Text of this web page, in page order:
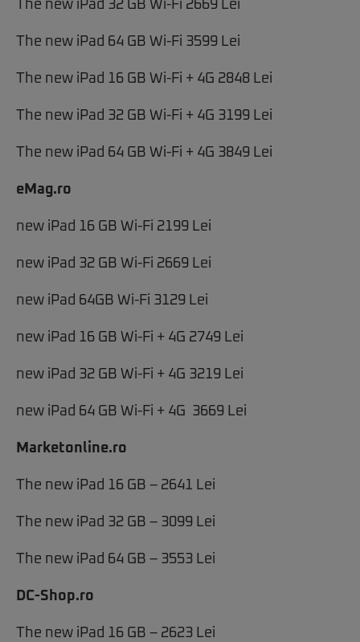
The new iPad 32 GB Wi-Fi 2669 Lei
The new iPad 64 GB Wi-Fi 3599 Lei
The new iPad 16 GB Wi-Fi + 4G 2848 Lei
The new iPad 32 GB Wi-Fi + 4G 3199 Lei
The new iPad 64 GB Wi-Fi + 4G 3849 Lei
eMag.ro
new iPad 16 GB Wi-Fi 2199 Lei
new iPad 32 GB Wi-Fi 2669 Lei
new iPad 64GB Wi-Fi 3129 Lei
new iPad 16 GB Wi-Fi + 4G 2749 Lei
new iPad 32 GB Wi-Fi + 4G 3219 Lei
new iPad 64 GB Wi-Fi + 4G 3669 Lei
Marketonline.ro
The new iPad 16 GB – 2641 Lei
The new iPad 32 GB – 3099 Lei
The new iPad 64 GB – 3553 Lei
DC-Shop.ro
The new iPad 16 GB – 2623 Lei